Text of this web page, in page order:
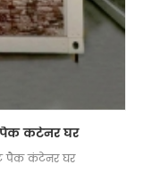
कंटेनर घर
पैक कंटेनर घर